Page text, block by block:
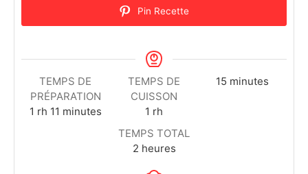
Pin Recette
TEMPS DE
PRÉPARATION
1 rh 11 minutes
TEMPS DE
CUISSON
1 rh
15 minutes
TEMPS TOTAL
2 heures